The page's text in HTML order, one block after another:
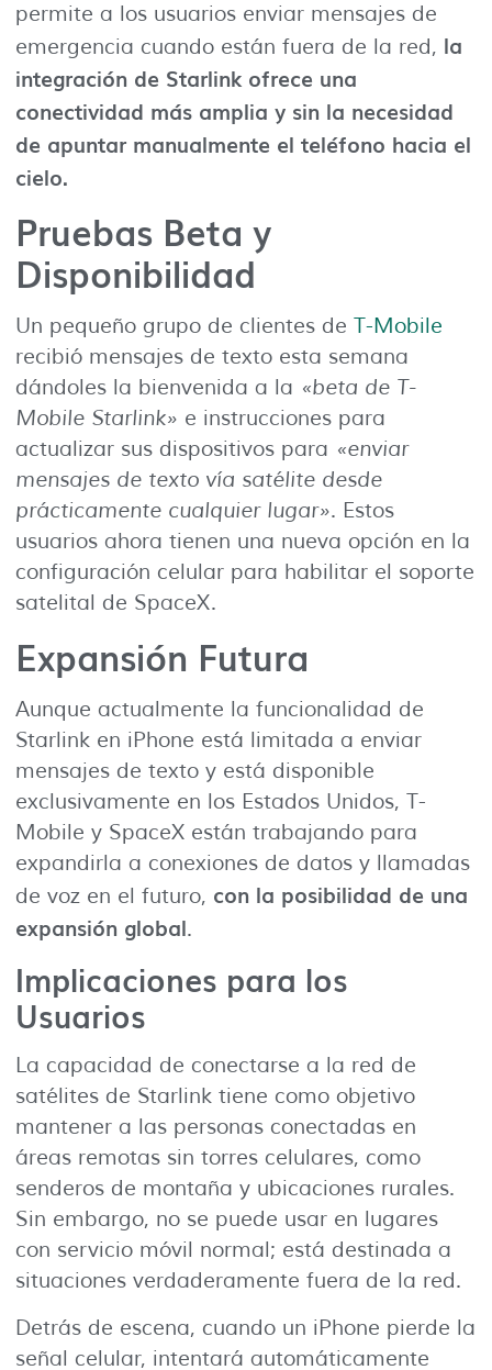
permite a los usuarios enviar mensajes de
emergencia cuando están fuera de la red, la
integración de Starlink ofrece una
conectividad más amplia y sin la necesidad
de apuntar manualmente el teléfono hacia el
cielo.
Pruebas Beta y
Disponibilidad
Un pequeño grupo de clientes de T-Mobile
recibió mensajes de texto esta semana
dándoles la bienvenida a la «beta de T-
Mobile Starlink» e instrucciones para
actualizar sus dispositivos para «enviar
mensajes de texto vía satélite desde
prácticamente cualquier lugar». Estos
usuarios ahora tienen una nueva opción en la
configuración celular para habilitar el soporte
satelital de SpaceX.
Expansión Futura
Aunque actualmente la funcionalidad de
Starlink en iPhone está limitada a enviar
mensajes de texto y está disponible
exclusivamente en los Estados Unidos, T-
Mobile y SpaceX están trabajando para
expandirla a conexiones de datos y llamadas
de voz en el futuro, con la posibilidad de una
expansión global.
Implicaciones para los
Usuarios
La capacidad de conectarse a la red de
satélites de Starlink tiene como objetivo
mantener a las personas conectadas en
áreas remotas sin torres celulares, como
senderos de montaña y ubicaciones rurales.
Sin embargo, no se puede usar en lugares
con servicio móvil normal; está destinada a
situaciones verdaderamente fuera de la red.
Detrás de escena, cuando un iPhone pierde la
señal celular, intentará automáticamente